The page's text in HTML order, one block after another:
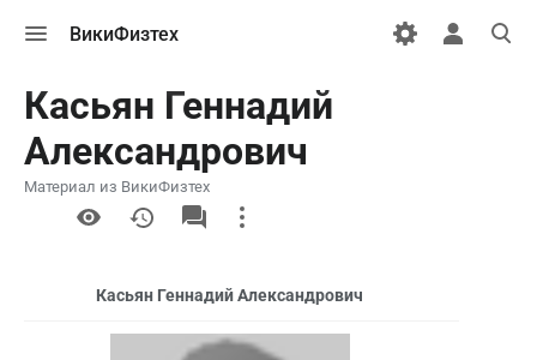
меню
ВикиФизтех
Открыть
поиск
Касьян Геннадий
Александрович
Материал из ВикиФизтех
More
actions
Касьян Геннадий Александрович